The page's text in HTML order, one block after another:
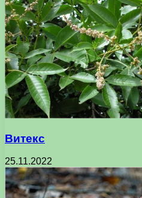
Витекс
25.11.2022